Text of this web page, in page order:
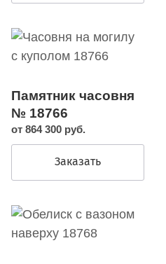
Памятник часовня
№ 18766
от 864 300 руб.
Заказать